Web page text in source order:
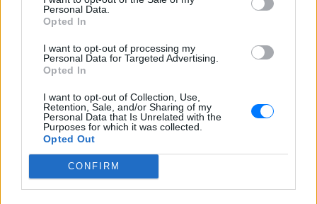
Personal Data.
Opted In
I want to opt-out of processing my
Personal Data for Targeted Advertising.
Opted In
I want to opt-out of Collection, Use,
Retention, Sale, and/or Sharing of my
Personal Data that Is Unrelated with the
Purposes for which it was collected.
Opted Out
CONFIRM
ΣΉΜΕΡΑ
Έχει συμβεί σε όλες